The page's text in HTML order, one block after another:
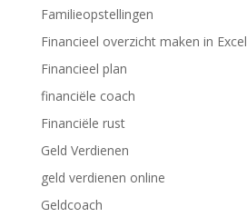
Familieopstellingen
Financieel overzicht maken in Excel
Financieel plan
financiële coach
Financiële rust
Geld Verdienen
geld verdienen online
Geldcoach